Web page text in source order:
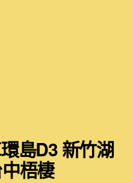
島D3 新竹湖
梧棲